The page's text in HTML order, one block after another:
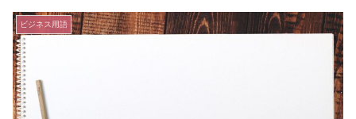
ビジネス用語